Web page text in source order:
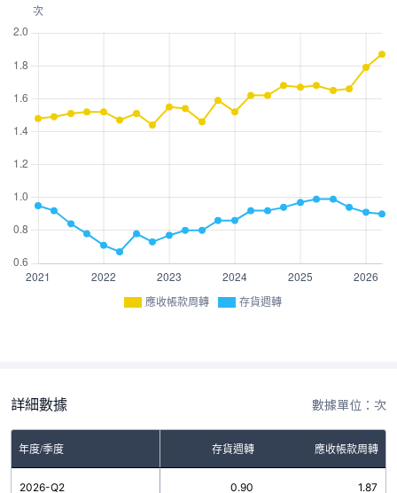
應收帳款周轉 存貨週轉
詳細數據 數據單位：次
年度/季度 存貨週轉 應收帳款周轉
2026-Q2 0.90 1.87